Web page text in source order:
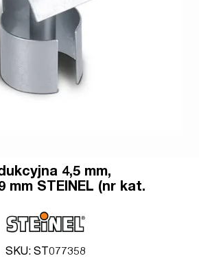
4,5 mm,
mm STEINEL (nr kat.
SKU: ST077358